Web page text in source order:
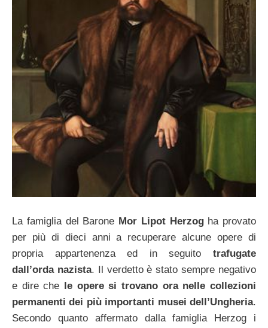
La famiglia del Barone Mor Lipot Herzogha provato
per più di dieci anni a recuperare alcune opere di
propria appartenenza ed in seguito trafugate
dall’orda nazista. Il verdetto è stato sempre negativo
e dire che le opere si trovano ora nelle collezioni
permanenti dei più importanti musei dell’Ungheria.
Secondo quanto affermato dalla famiglia Herzog i